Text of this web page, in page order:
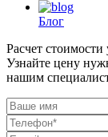
Блог
Расчет стоимости
Узнайте цену
нашим